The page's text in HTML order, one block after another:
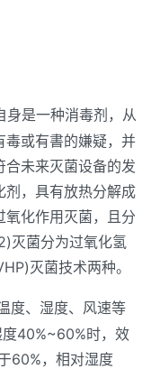
身是一种消毒剂，从
毒或有書的嫌疑，并
合未来灭菌设备的发
剂，具有放热分解成
化作用灭菌，且分
灭菌分为过氧化氢
灭菌技术两种。
度、湿度、风速等
40%~60%时，效
60%，相对湿度